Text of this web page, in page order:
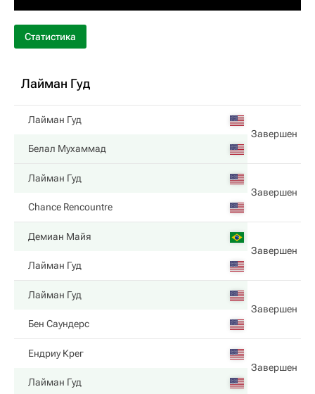
Статистика
Лайман Гуд
Лайман Гуд
Завершен
Белал Мухаммад
Лайман Гуд
Завершен
Chance Rencountre
Демиан Майя
Завершен
Лайман Гуд
Лайман Гуд
Завершен
Бен Саундерс
Ендриу Крег
Завершен
Лайман Гуд